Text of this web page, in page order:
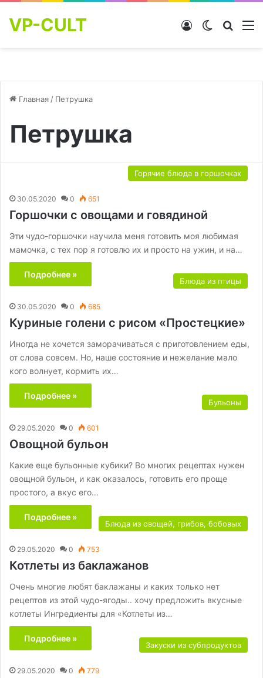
VP-CULT Switch skin
Войти
Главная / Петрушка
Петрушка
Горячие блюда в горшочках
30.05.2020 0 651
Горшочки с овощами и говядиной
Эти чудо-горшочки научила меня готовить моя любимая
мамочка, с тех пор я готовлю их и просто на ужин, и на…
Подробнее »
Блюда из птицы
30.05.2020 0 685
Куриные голени с рисом «Простецкие»
Иногда не хочется заморачиваться с приготовлением еды,
от слова совсем. Но, наше состояние и нежелание мало
кого волнует, кормить их…
Подробнее »
Бульоны
29.05.2020 0 601
Овощной бульон
Какие еще бульонные кубики? Во многих рецептах нужен
овощной бульон, и как оказалось, готовить его проще
простого, а вкус его…
Подробнее »
Блюда из овощей, грибов, бобовых
29.05.2020 0 753
Котлеты из баклажанов
Очень многие любят баклажаны и каких только нет
рецептов из этой чудо-ягоды.. хочу предложить вкусные
котлеты Ингредиенты для «Котлеты из…
Подробнее »
Закуски из субпродуктов
29.05.2020 0 779